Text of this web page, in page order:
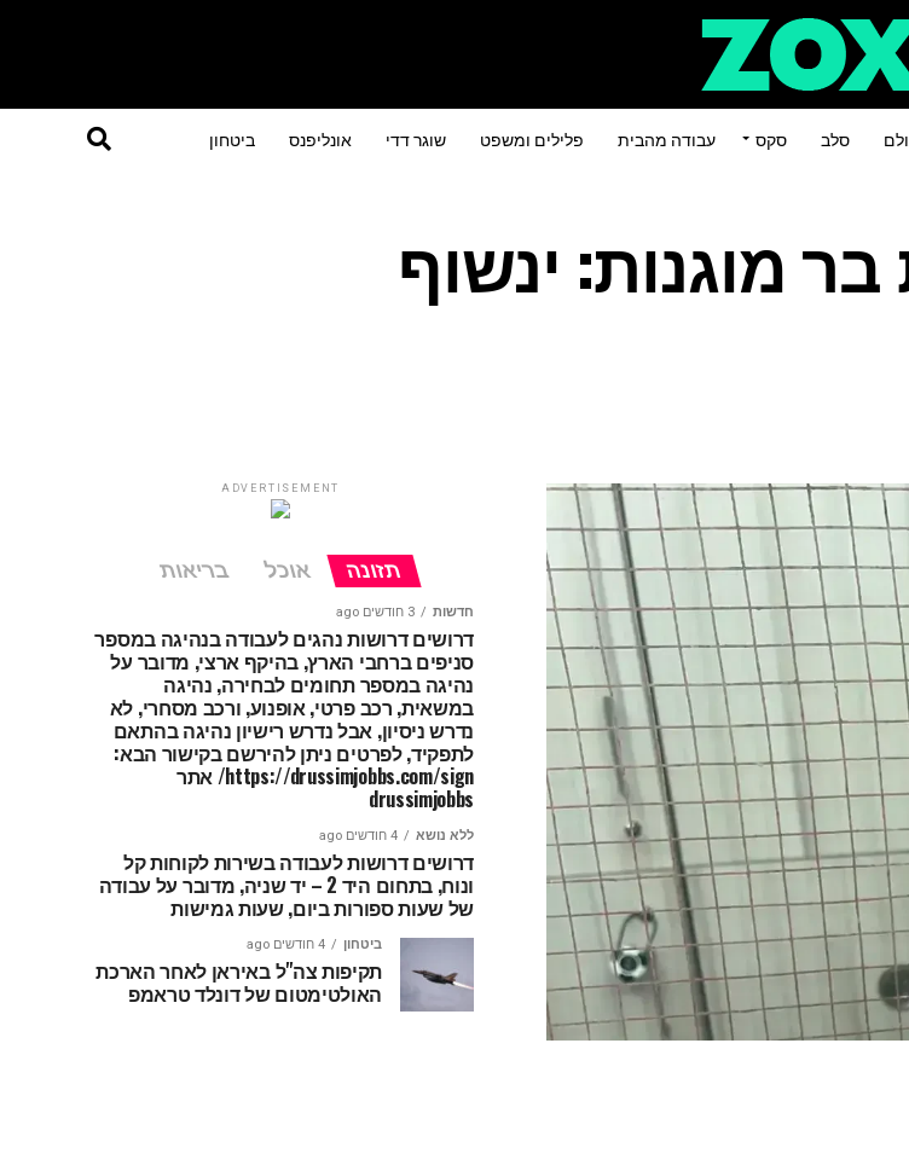
סלב סקס עבודה מהבית פלילים ומשפט שוגר דדי אונליפנס ביטחון
מוגנות: ינשוף
ADVERTISEMENT
תזונה אוכל בריאות
חדשות 3 חודשים ago
דרושים דרושות נהגים לעבודה בנהיגה במספר
סניפים ברחבי הארץ, בהיקף ארצי, מדובר על
נהיגה במספר תחומים לבחירה, נהיגה
במשאית, רכב פרטי, אופנוע, ורכב מסחרי, לא
נדרש ניסיון, אבל נדרש רישיון נהיגה בהתאם
לתפקיד, לפרטים ניתן להירשם בקישור הבא:
https://drussimjobbs.com/sign/ אתר
drussimjobbs
ללא נושא 4 חודשים ago
דרושים דרושות לעבודה בשירות לקוחות קל
ונוח, בתחום היד 2 – יד שניה, מדובר על עבודה
של שעות ספורות ביום, שעות גמישות
ביטחון 4 חודשים ago
תקיפות צה"ל באיראן לאחר הארכת
האולטימטום של דונלד טראמפ